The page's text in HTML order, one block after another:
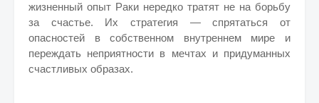
жизненный опыт Раки нередко тратят не на борьбу
за счастье. Их стратегия — спрятаться от
опасностей в собственном внутреннем мире и
переждать неприятности в мечтах и придуманных
счастливых образах.